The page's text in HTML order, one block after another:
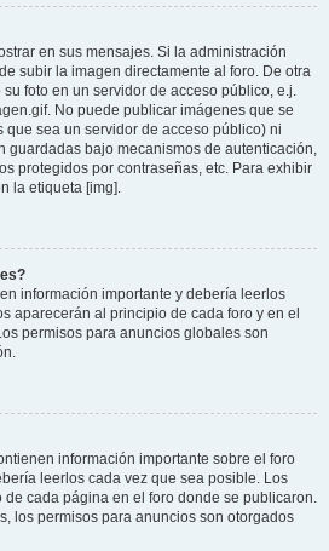
en sus mensajes. Si la administración
subir la imagen directamente al foro. De otra
foto en un servidor de acceso público, e.j.
No puede publicar imágenes que se
que sea un servidor de acceso público) ni
guardadas bajo mecanismos de autenticación,
protegidos por contraseñas, etc. Para exhibir
la etiqueta [img].
información importante y debería leerlos
aparecerán al principio de cada foro y en el
permisos para anuncios globales son
información importante sobre el foro
leerlos cada vez que sea posible. Los
cada página en el foro donde se publicaron.
los permisos para anuncios son otorgados